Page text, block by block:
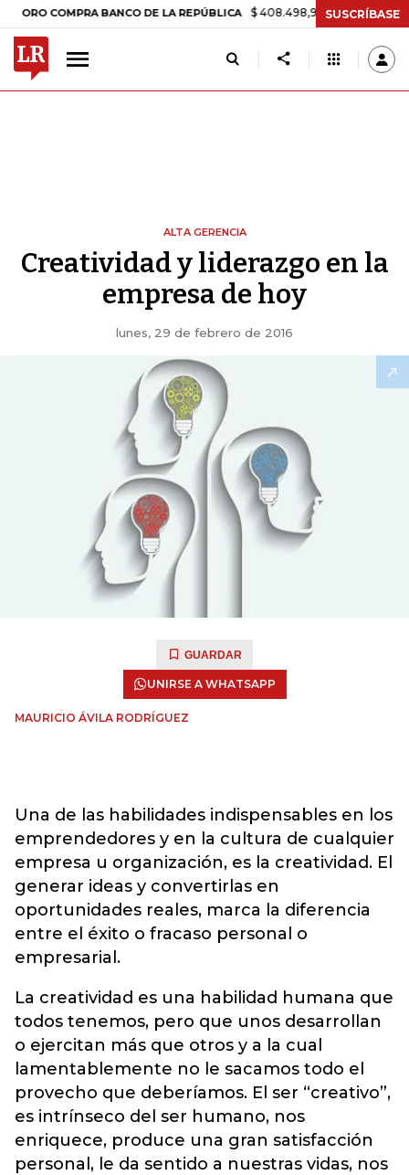
COMPRA BANCO DE LA REPÚBLICA $ 408.498,97 +$ 8.753,81 +2,19%
SUSCRÍBASE
ALTA GERENCIA
Creatividad y liderazgo en la
empresa de hoy
lunes, 29 de febrero de 2016
GUARDAR
UNIRSE A WHATSAPP
MAURICIO ÁVILA RODRÍGUEZ
Una de las habilidades indispensables en los
emprendedores y en la cultura de cualquier
empresa u organización, es la creatividad. El
generar ideas y convertirlas en
oportunidades reales, marca la diferencia
entre el éxito o fracaso personal o
empresarial.
La creatividad es una habilidad humana que
todos tenemos, pero que unos desarrollan
o ejercitan más que otros y a la cual
lamentablemente no le sacamos todo el
provecho que deberíamos. El ser “creativo”,
es intrínseco del ser humano, nos
enriquece, produce una gran satisfacción
personal, le da sentido a nuestras vidas, nos